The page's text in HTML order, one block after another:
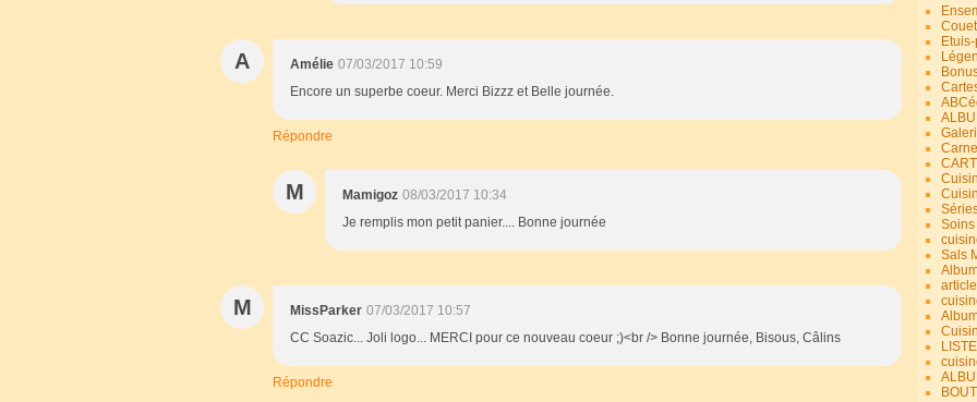
A Amélie 07/03/2017 10:59
Encore un superbe coeur. Merci Bizzz et Belle journée.
Répondre
M Mamigoz 08/03/2017 10:34
Je remplis mon petit panier.... Bonne journée
M MissParker 07/03/2017 10:57
CC Soazic... Joli logo... MERCI pour ce nouveau coeur ;)<br /> Bonne journée, Bisous, Câlins
Répondre
Sals
article